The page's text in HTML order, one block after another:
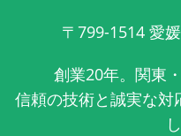
〒799-1514 愛
創業20年。関東
信頼の技術と誠実な対